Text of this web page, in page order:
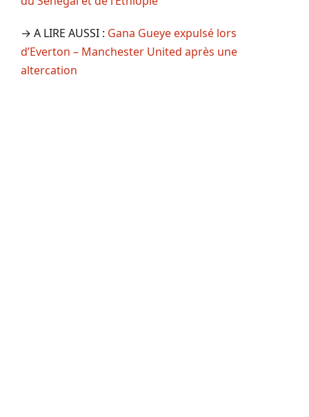
→ A LIRE AUSSI : Gana Gueye expulsé lors
d’Everton – Manchester United après une
altercation